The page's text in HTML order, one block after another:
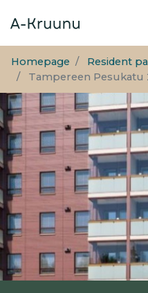
Homepage
Resident
Tampereen Pesukatu